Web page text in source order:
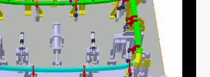
đọc datasheet vật liệu in 3D
phun hạt mài chi tiết in 3D